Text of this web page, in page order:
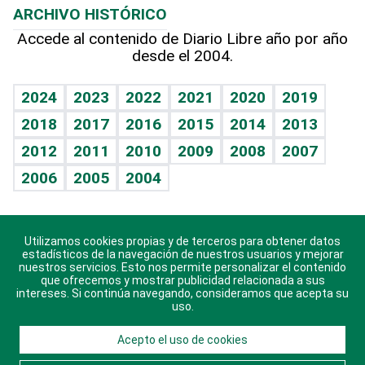
Hablando con el pediatra
Vida y familia
Eñe
Celebrando la vida
Sin complejos
En pocas palabras
Escuchando al corazón
Economía Personal
Línea de hit
TBT Deportivo
Lecturas
Hecho en casa
Guía del dinero
Cumpleaños
Horóscopos
Juegos
ARCHIVO HISTÓRICO
Accede al contenido de Diario Libre año por año
desde el 2004.
2024 2023 2022 2021 2020
2019
2018
2017 2016 2015 2014
2013
2012
2011 2010 2009 2008
2007
2006
2005 2004
Descarga nuestras aplicaciones para Android, iOS y
sistema Huawei.
© 2021 Diario Libre, todos los derechos reservados.
Utilizamos cookies propias y de terceros para obtener datos
estadísticos de la navegación de nuestros usuarios y mejorar
nuestros servicios. Esto nos permite personalizar el contenido
que ofrecemos y mostrar publicidad relacionada a sus
intereses. Si continúa navegando, consideramos que acepta su
uso.
Acepto el uso de cookies